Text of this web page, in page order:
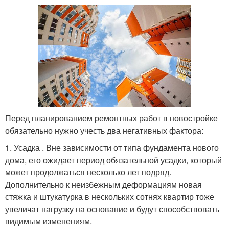
Перед планированием ремонтных работ в новостройке
обязательно нужно учесть два негативных фактора:
1. Усадка . Вне зависимости от типа фундамента нового
дома, его ожидает период обязательной усадки, который
может продолжаться несколько лет подряд.
Дополнительно к неизбежным деформациям новая
стяжка и штукатурка в нескольких сотнях квартир тоже
увеличат нагрузку на основание и будут способствовать
видимым изменениям.